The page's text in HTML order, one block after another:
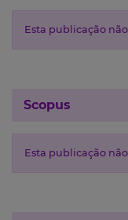
Esta publicação
Scopus
Esta publicação